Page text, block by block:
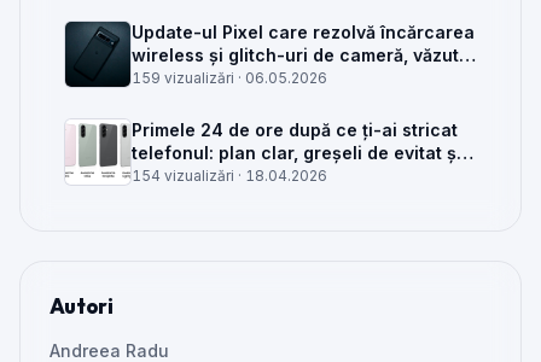
Update-ul Pixel care rezolvă încărcarea
wireless și glitch-uri de cameră, văzut
din service
159 vizualizări · 06.05.2026
Primele 24 de ore după ce ți-ai stricat
telefonul: plan clar, greșeli de evitat și
când mai merită reparat
154 vizualizări · 18.04.2026
Autori
Andreea Radu